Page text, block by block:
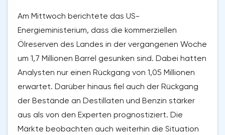
Am Mittwoch berichtete das US-
Energieministerium, dass die kommerziellen
Ölreserven des Landes in der vergangenen Woche
um 1,7 Millionen Barrel gesunken sind. Dabei hatten
Analysten nur einen Rückgang von 1,05 Millionen
erwartet. Darüber hinaus fiel auch der Rückgang
der Bestände an Destillaten und Benzin stärker
aus als von den Experten prognostiziert. Die
Märkte beobachten auch weiterhin die Situation